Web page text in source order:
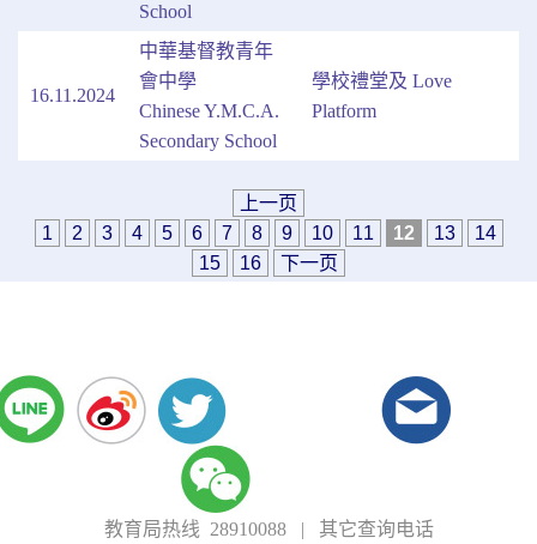
School
16.11.2024
中華基督教青年
會中學
Chinese Y.M.C.A.
Secondary School
學校禮堂及 Love
Platform
上一页
1
2 3 4 5 6 7 8 9 10 11 12 13
14
15
16 下一页
教育局热线 28910088| 其它查询电话